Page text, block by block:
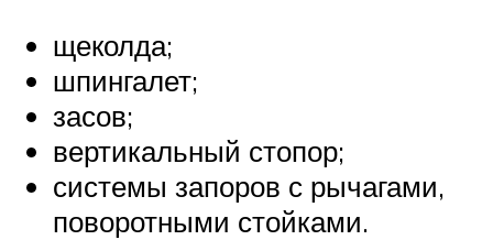
щеколда;
шпингалет;
засов;
вертикальный стопор;
системы запоров с рычагами,
поворотными стойками.